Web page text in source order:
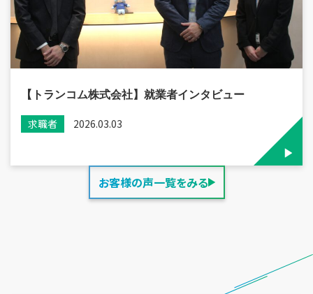
【トランコム株式会社】就業者インタビュー
求職者 2026.03.03
お客様の声一覧をみる